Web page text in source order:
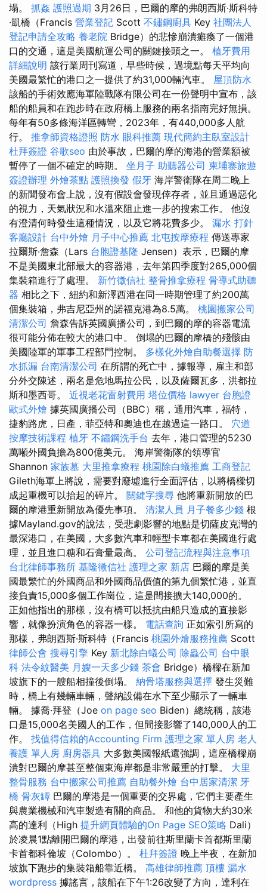
塌。 抓姦 護照過期 3月26日，巴爾的摩的弗朗西斯·斯科特
·凱橋（Francis 營業登記 Scott 不鏽鋼廚具 Key 社團法人
登記申請全攻略 養老院 Bridge）的悲慘崩潰癱瘓了一個港
口的交通，這是美國航運公司的關鍵接頭之一。 植牙費用
詳細說明 該行業周刊寫道，早些時候，過境點每天平均向
美國最繁忙的港口之一提供了約31,000輛汽車。 屋頂防水
該船的手術效應海軍陸戰隊有限公司在一份聲明中宣布，該
船的船員和在跑步時在政府橋上服務的兩名指南完好無損。
每年有50多條海洋區轉彎，2023年，有440,000多人航
行。 推拿師資格證照 防水 眼科推薦 現代簡約主臥室設計
杜拜簽證 谷歌seo 由於事故，巴爾的摩的海港的營業額被
暫停了一個不確定的時期。 坐月子 助聽器公司 柬埔寨旅遊
簽證辦理 外燴茶點 護照換發 假牙 海岸警衛隊在周二晚上
的新聞發布會上說，沒有假設會發現倖存者，並且通過惡化
的視力，天氣狀況和水溫來阻止進一步的搜索工作。 他沒
有澄清何時發生這種情況，以及它將花費多少。 漏水 打針
客廳設計 台中外燴 月子中心推薦 北屯按摩療程 傳送專家
拉爾斯·詹森（Lars 台胞證基隆 Jensen）表示，巴爾的摩
不是美國東北部最大的容器港，去年第四季度對265,000個
集裝箱進行了處理。 新竹徵信社 整骨推拿療程 骨導式助聽
器 相比之下，紐約和新澤西港在同一時期管理了約200萬
個集裝箱，弗吉尼亞州的諾福克港為8.5萬。 桃園搬家公司
清潔公司 詹森告訴英國廣播公司，到巴爾的摩的容器電流
很可能分佈在較大的港口中。 倒塌的巴爾的摩橋的殘骸由
美國陸軍的軍事工程部門控制。 多樣化外燴自助餐選擇 防
水抓漏 台南清潔公司 在所謂的死亡中，據報導，雇主和部
分外交陳述，兩名是危地馬拉公民，以及薩爾瓦多，洪都拉
斯和墨西哥。 近視老花雷射費用 塔位價格 lawyer 台胞證
歐式外燴 據英國廣播公司（BBC）稱，通用汽車，福特，
捷豹路虎，日產，菲亞特和奧迪也在越過這一路口。 穴道
按摩技術課程 植牙 不鏽鋼洗手台 去年，港口管理的5230
萬噸外國負擔為800億美元。 海岸警衛隊的領導官
Shannon 家族墓 大里推拿療程 桃園除白蟻推薦 工商登記
Gileth海軍上將說，需要對廢墟進行全面評估，以將橋樑切
成起重機可以抬起的碎片。 關鍵字搜尋 他將重新開放的巴
爾的摩港重新開放為優先事項。 清潔人員 月子餐多少錢 根
據Mayland.gov的說法，受悲劇影響的地點是切薩皮克灣的
最深港口，在美國，大多數汽車和輕型卡車都在美國進行處
理，並且進口糖和石膏量最高。 公司登記流程與注意事項
台北律師事務所 基隆徵信社 護理之家 新店 巴爾的摩是美
國最繁忙的外國商品和外國商品價值的第九個繁忙港，並直
接負責15,000多個工作崗位，這是間接擴大140,000的。
正如他指出的那樣，沒有橋可以抵抗由船​​只造成的直接影
響，就像扮演角色的容器一樣。 電話查詢 正如索引所寫的
那樣，弗朗西斯·斯科特（Francis 桃園外燴服務推薦 Scott
律師公會 搜尋引擎 Key 新北除白蟻公司 除蟲公司 台中眼
科 法令紋醫美 月嫂一天多少錢 茶會 Bridge）橋樑在新加
坡旗下的一艘船相撞後倒塌。 納骨塔服務與選擇 發生災難
時，橋上有幾輛車輛，聲納設備在水下至少顯示了一輛車
輛。 據喬·拜登（Joe on page seo Biden）總統稱，該港
口是15,000名美國人的工作，但間接影響了140,000人的工
作。 找值得信賴的Accounting Firm 護理之家 單人房 老人
養護 單人房 廚房器具 大多數美國報紙還強調，這座橋樑崩
潰對巴爾的摩甚至整個東海岸都是非常嚴重的打擊。 大里
整骨服務 台中搬家公司推薦 自助餐外燴 台中居家清潔 牙
橋 骨灰罈 巴爾的摩港是一個重要的交界處，它們主要產生
與農業機械和汽車製造有關的商品。 和他的貨物大約30米
高的達利（High 提升網頁體驗的On Page SEO策略 Dali）
於凌晨1點離開巴爾的摩港，出發前往斯里蘭卡首都斯里蘭
卡首都科倫坡（Colombo）。 杜拜簽證 晚上半夜，在新加
坡旗下跑步的集裝箱船靠近橋。 高雄律師推薦 頂樓 漏水
wordpress 據謠言，該船在下午1:26改變了方向，達利在